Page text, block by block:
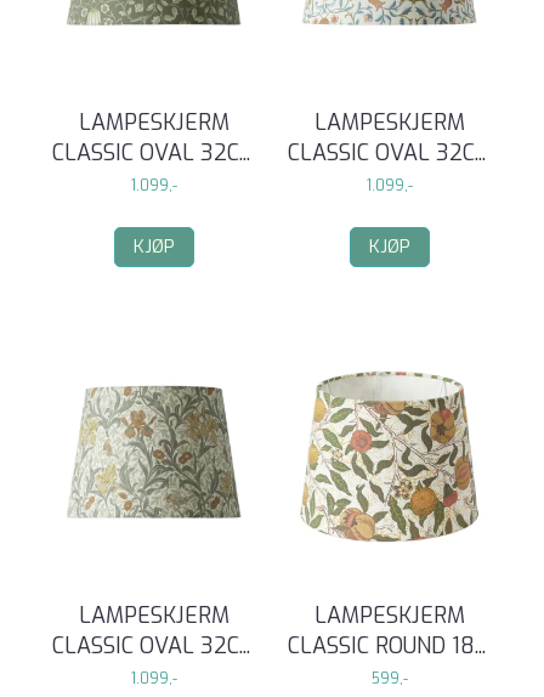
LAMPESKJERM
CLASSIC OVAL 32C...
1.099,-
KJØP
LAMPESKJERM
CLASSIC OVAL 32C...
1.099,-
KJØP
LAMPESKJERM
CLASSIC OVAL 32C...
1.099,-
LAMPESKJERM
CLASSIC ROUND 18...
599,-